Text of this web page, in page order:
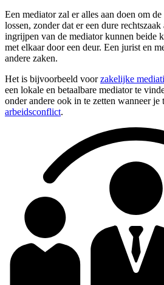
Een mediator zal er alles aan doen om
lossen, zonder dat er een dure
ingrijpen van de mediator kunnen beide
met elkaar door een deur. Een jurist en
andere zaken.
Het is bijvoorbeeld voorzakelijke
een lokale en betaalbare mediator te
onder andere ook in te zetten wanneer je
arbeidsconflict.